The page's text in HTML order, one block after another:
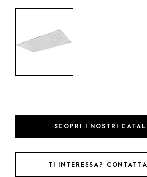
SCOPRI I NOSTRI
TI INTERESSA?